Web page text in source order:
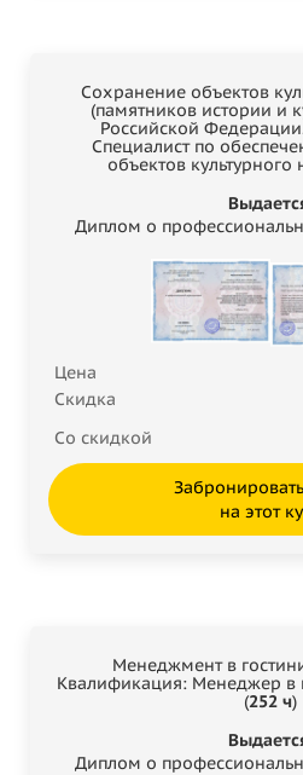
Сохранение объектов
(памятников истории и
Российской
Специалист по
объектов культурного
Диплом о
Цена
Скидка
Со скидкой
на этот
Менеджмент в
Квалификация: Менеджер в
(252 ч)
Диплом о